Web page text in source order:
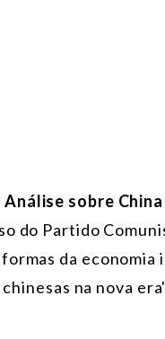
sobre China
do Partido
da economia
na nova